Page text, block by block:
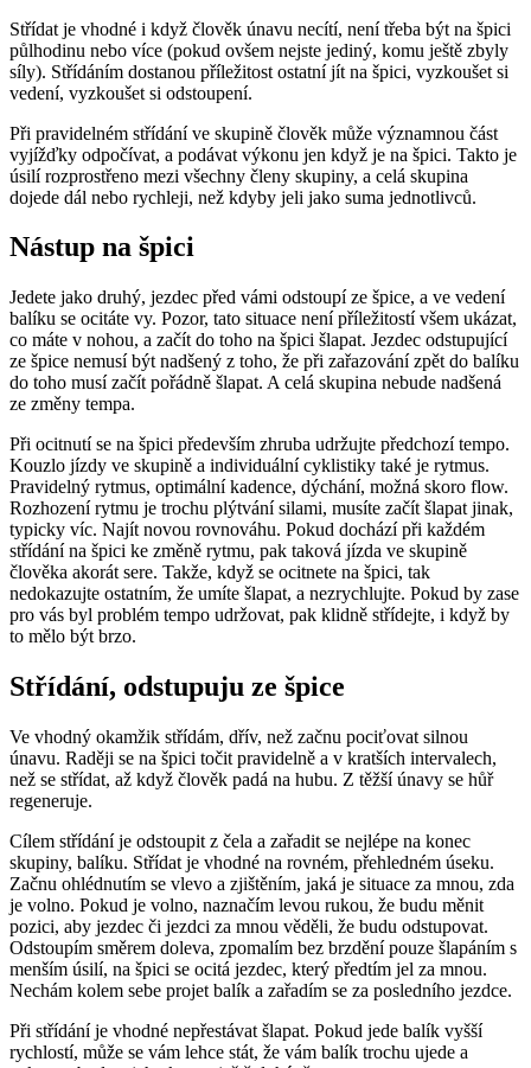
Střídat je vhodné i když člověk únavu necítí, není třeba být na špici
půlhodinu nebo více (pokud ovšem nejste jediný, komu ještě zbyly
síly). Střídáním dostanou příležitost ostatní jít na špici, vyzkoušet si
vedení, vyzkoušet si odstoupení.
Při pravidelném střídání ve skupině člověk může významnou část
vyjížďky odpočívat, a podávat výkonu jen když je na špici. Takto je
úsilí rozprostřeno mezi všechny členy skupiny, a celá skupina
dojede dál nebo rychleji, než kdyby jeli jako suma jednotlivců.
Nástup na špici
Jedete jako druhý, jezdec před vámi odstoupí ze špice, a ve vedení
balíku se ocitáte vy. Pozor, tato situace není příležitostí všem ukázat,
co máte v nohou, a začít do toho na špici šlapat. Jezdec odstupující
ze špice nemusí být nadšený z toho, že při zařazování zpět do balíku
do toho musí začít pořádně šlapat. A celá skupina nebude nadšená
ze změny tempa.
Při ocitnutí se na špici především zhruba udržujte předchozí tempo.
Kouzlo jízdy ve skupině a individuální cyklistiky také je rytmus.
Pravidelný rytmus, optimální kadence, dýchání, možná skoro flow.
Rozhození rytmu je trochu plýtvání silami, musíte začít šlapat jinak,
typicky víc. Najít novou rovnováhu. Pokud dochází při každém
střídání na špici ke změně rytmu, pak taková jízda ve skupině
člověka akorát sere. Takže, když se ocitnete na špici, tak
nedokazujte ostatním, že umíte šlapat, a nezrychlujte. Pokud by zase
pro vás byl problém tempo udržovat, pak klidně střídejte, i když by
to mělo být brzo.
Střídání, odstupuju ze špice
Ve vhodný okamžik střídám, dřív, než začnu pociťovat silnou
únavu. Raději se na špici točit pravidelně a v kratších intervalech,
než se střídat, až když člověk padá na hubu. Z těžší únavy se hůř
regeneruje.
Cílem střídání je odstoupit z čela a zařadit se nejlépe na konec
skupiny, balíku. Střídat je vhodné na rovném, přehledném úseku.
Začnu ohlédnutím se vlevo a zjištěním, jaká je situace za mnou, zda
je volno. Pokud je volno, naznačím levou rukou, že budu měnit
pozici, aby jezdec či jezdci za mnou věděli, že budu odstupovat.
Odstoupím směrem doleva, zpomalím bez brzdění pouze šlapáním s
menším úsilí, na špici se ocitá jezdec, který předtím jel za mnou.
Nechám kolem sebe projet balík a zařadím se za posledního jezdce.
Při střídání je vhodné nepřestávat šlapat. Pokud jede balík vyšší
rychlostí, může se vám lehce stát, že vám balík trochu ujede a